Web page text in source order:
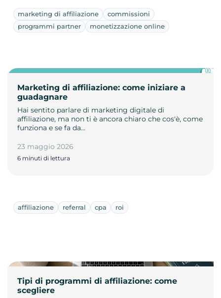
marketing di affiliazione
commissioni
programmi partner
monetizzazione online
Marketing di affiliazione: come iniziare a
guadagnare
Hai sentito parlare di marketing digitale di
affiliazione, ma non ti è ancora chiaro che cos'è, come
funziona e se fa da…
23 maggio 2026
6 minuti di lettura
affiliazione referral cpa roi
Tipi di programmi di affiliazione: come
scegliere